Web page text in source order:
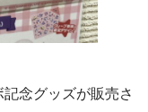
念グッズが販売さ